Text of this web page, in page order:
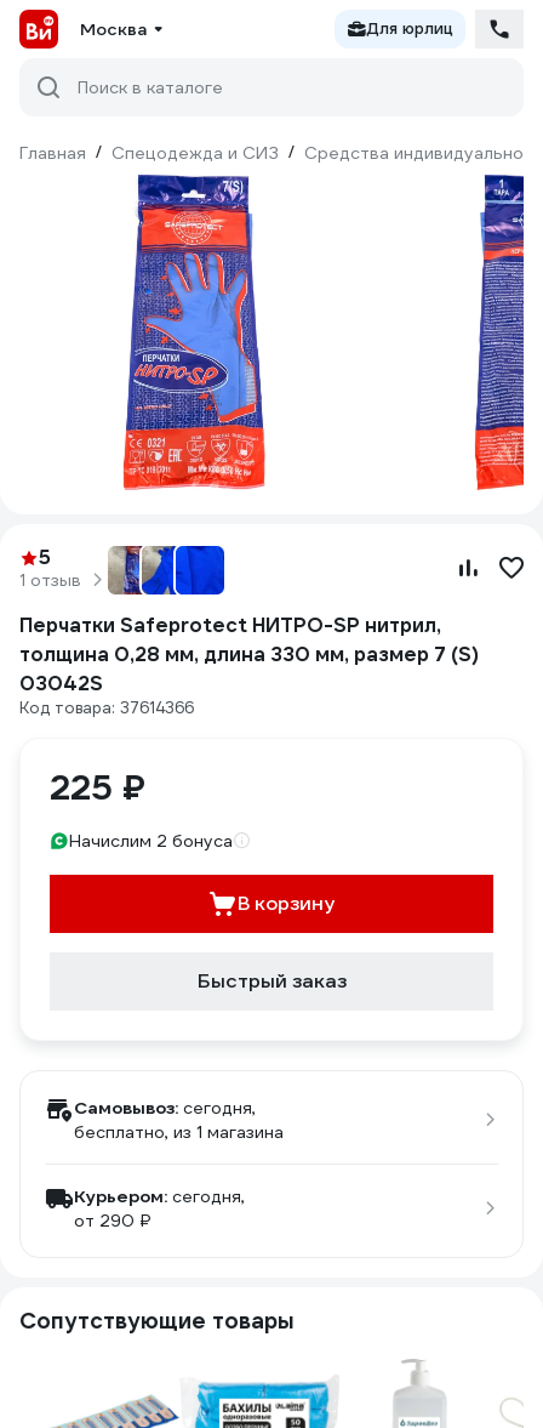
Москва Для юрлиц
Поиск в каталоге
Главная / Спецодежда и СИЗ / Средства индивидуальной
5
1 отзыв
Перчатки Safeprotect НИТРО-SP нитрил,
толщина 0,28 мм, длина 330 мм, размер 7 (S)
03042S
Код товара: 37614366
225 ₽
Начислим 2 бонуса
В корзину
Быстрый заказ
Самовывоз: сегодня,
бесплатно, из 1 магазина
Курьером: сегодня,
от 290 ₽
Сопутствующие товары